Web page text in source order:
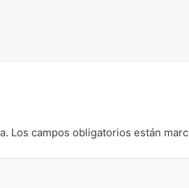
Los campos obligatorios están